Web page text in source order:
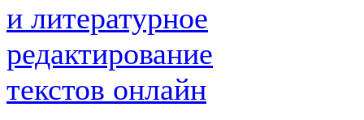
и литературное
редактирование
текстов онлайн